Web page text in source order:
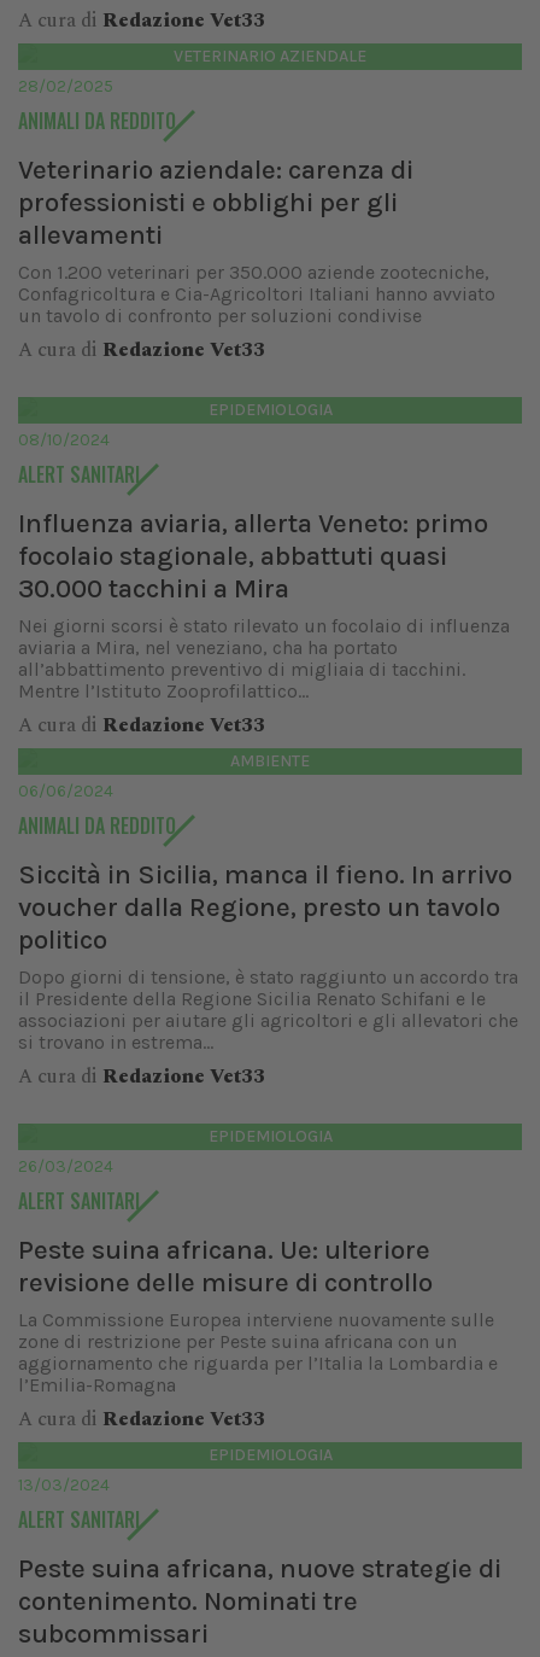
A cura di Redazione Vet33
VETERINARIO AZIENDALE
28/02/2025
ANIMALI DA REDDITO
Veterinario aziendale: carenza di
professionisti e obblighi per gli
allevamenti
Con 1.200 veterinari per 350.000 aziende zootecniche,
Confagricoltura e Cia-Agricoltori Italiani hanno avviato
un tavolo di confronto per soluzioni condivise
A cura di Redazione Vet33
EPIDEMIOLOGIA
08/10/2024
ALERT SANITARI
Influenza aviaria, allerta Veneto: primo
focolaio stagionale, abbattuti quasi
30.000 tacchini a Mira
Nei giorni scorsi è stato rilevato un focolaio di influenza
aviaria a Mira, nel veneziano, cha ha portato
all’abbattimento preventivo di migliaia di tacchini.
Mentre l’Istituto Zooprofilattico...
A cura di Redazione Vet33
AMBIENTE
06/06/2024
ANIMALI DA REDDITO
Siccità in Sicilia, manca il fieno. In arrivo
voucher dalla Regione, presto un tavolo
politico
Dopo giorni di tensione, è stato raggiunto un accordo tra
il Presidente della Regione Sicilia Renato Schifani e le
associazioni per aiutare gli agricoltori e gli allevatori che
si trovano in estrema...
A cura di Redazione Vet33
EPIDEMIOLOGIA
26/03/2024
ALERT SANITARI
Peste suina africana. Ue: ulteriore
revisione delle misure di controllo
La Commissione Europea interviene nuovamente sulle
zone di restrizione per Peste suina africana con un
aggiornamento che riguarda per l’Italia la Lombardia e
l’Emilia-Romagna
A cura di Redazione Vet33
EPIDEMIOLOGIA
13/03/2024
ALERT SANITARI
Peste suina africana, nuove strategie di
contenimento. Nominati tre
subcommissari